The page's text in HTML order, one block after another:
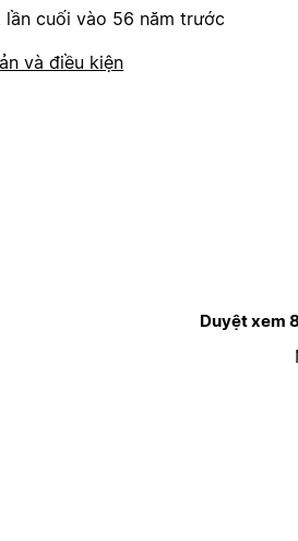
lần cuối vào 56 năm trước
và điều kiện
Duyệt xem